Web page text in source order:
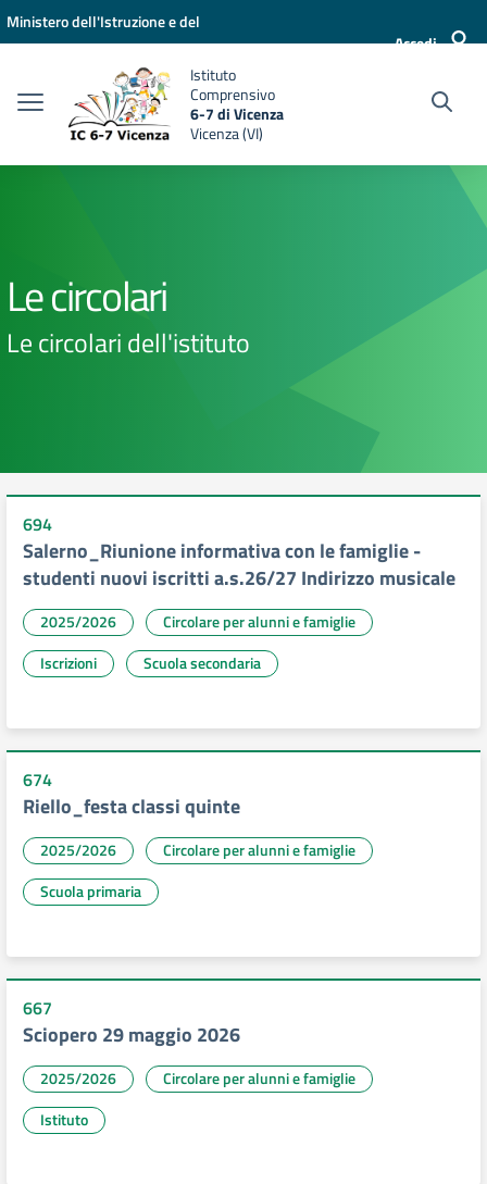
Vai ai contenuti
Vai al menu di navigazione
Vai al footer
Ministero dell'Istruzione e del
Accedi
Istituto
Comprensivo
6-7 di Vicenza
Vicenza (VI)
Le circolari
Le circolari dell'istituto
694
Salerno_Riunione informativa con le famiglie -
studenti nuovi iscritti a.s.26/27 Indirizzo musicale
2025/2026
Circolare per alunni e famiglie
Iscrizioni
Scuola secondaria
674
Riello_festa classi quinte
2025/2026
Circolare per alunni e famiglie
Scuola primaria
667
Sciopero 29 maggio 2026
2025/2026
Circolare per alunni e famiglie
Istituto